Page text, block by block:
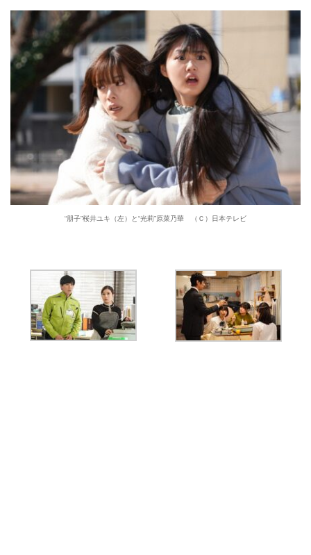
“朋子”桜井ユキ（左）と“光莉”原菜乃華 （Ｃ）日本テレビ